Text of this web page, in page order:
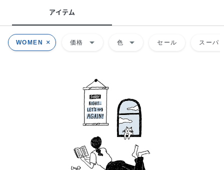
アイテム
WOMEN 価格 arrow_drop_down 色 arrow_drop_down セール スーパ